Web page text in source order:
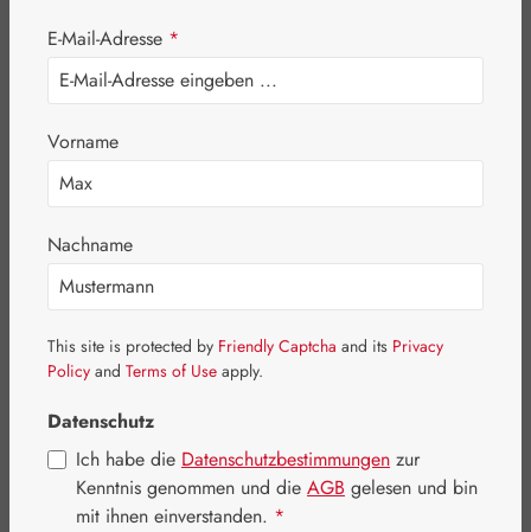
Bildergalerie überspringen
E-Mail-Adresse *
Vorname
Nachname
This site is protected by Friendly Captcha and its Privacy
Policy and Terms of Use apply.
Datenschutz
Ich habe die Datenschutzbestimmungen zur
Kenntnis genommen und die AGB gelesen und bin
mit ihnen einverstanden. *